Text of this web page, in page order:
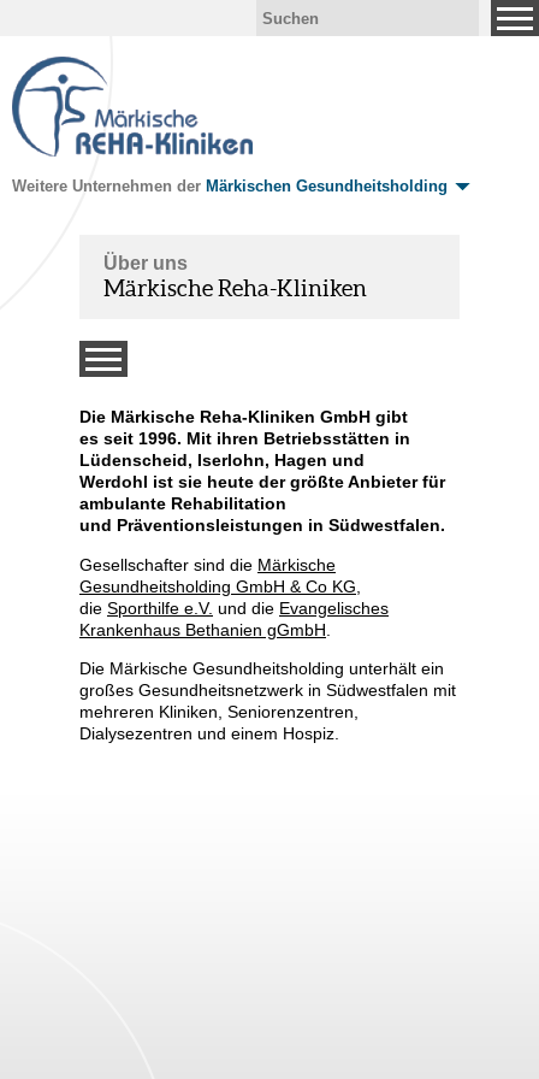
Weitere Unternehmen der Märkischen Gesundheitsholding
Über uns
Märkische Reha-Kliniken
Die Märkische Reha-Kliniken GmbH gibt
es seit 1996. Mit ihren Betriebsstätten in
Lüdenscheid, Iserlohn, Hagen und
Werdohl ist sie heute der größte Anbieter für
ambulante Rehabilitation
und Präventionsleistungen in Südwestfalen.
Gesellschafter sind die Märkische
Gesundheitsholding GmbH & Co KG
die Sporthilfe e.V. und die Evangelisches
Krankenhaus Bethanien gGmbH
Die Märkische Gesundheitsholding unterhält ein
großes Gesundheitsnetzwerk in Südwestfalen mit
mehreren Kliniken, Seniorenzentren,
Dialysezentren und einem Hospiz.